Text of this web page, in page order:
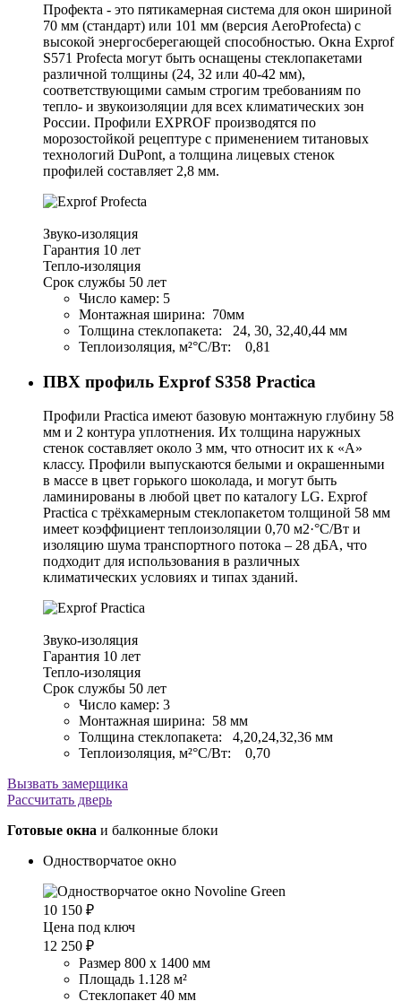
Профекта - это пятикамерная система для окон шириной
70 мм (стандарт) или 101 мм (версия AeroProfecta) с
высокой энергосберегающей способностью. Окна Exprof
S571 Profecta могут быть оснащены стеклопакетами
различной толщины (24, 32 или 40-42 мм),
соответствующими самым строгим требованиям по
тепло- и звукоизоляции для всех климатических зон
России. Профили EXPROF производятся по
морозостойкой рецептуре с применением титановых
технологий DuPont, а толщина лицевых стенок
профилей составляет 2,8 мм.
Звуко-изоляция
Гарантия 10 лет
Тепло-изоляция
Срок службы 50 лет
Число камер: 5
Монтажная ширина: 70мм
Толщина стеклопакета: 24, 30, 32,40,44 мм
Теплоизоляция, м²°С/Вт: 0,81
ПВХ профиль Exprof S358 Practica
Профили Practica имеют базовую монтажную глубину 58
мм и 2 контура уплотнения. Их толщина наружных
стенок составляет около 3 мм, что относит их к «A»
классу. Профили выпускаются белыми и окрашенными
в массе в цвет горького шоколада, и могут быть
ламинированы в любой цвет по каталогу LG. Exprof
Practica с трёхкамерным стеклопакетом толщиной 58 мм
имеет коэффициент теплоизоляции 0,70 м2·°С/Вт и
изоляцию шума транспортного потока – 28 дБА, что
подходит для использования в различных
климатических условиях и типах зданий.
Звуко-изоляция
Гарантия 10 лет
Тепло-изоляция
Срок службы 50 лет
Число камер: 3
Монтажная ширина: 58 мм
Толщина стеклопакета: 4,20,24,32,36 мм
Теплоизоляция, м²°С/Вт: 0,70
Вызвать замерщика
Рассчитать дверь
Готовые окна и балконные блоки
Одностворчатое окно
10 150 ₽
Цена под ключ
12 250 ₽
Размер 800 х 1400 мм
Площадь 1.128 м²
Стеклопакет 40 мм